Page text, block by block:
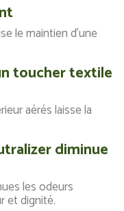
le maintien d'une
toucher textile
aérés laisse la
diminue
les odeurs
et dignité.